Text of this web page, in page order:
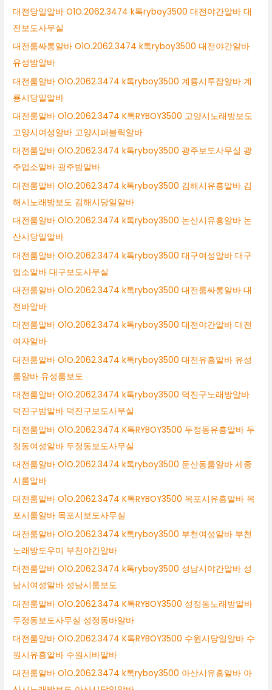
대전당일알바 O1O.2062.3474 k톡ryboy3500 대전야간알바 대
전보도사무실
대전룸싸롱알바 O1O.2062.3474 k톡ryboy3500 대전야간알바
유성밤알바
대전룸알바 O1O.2062.3474 k톡ryboy3500 계룡시투잡알바 계
룡시당일알바
대전룸알바 O1O.2062.3474 K톡RYBOY3500 고양시노래방보도
고양시여성알바 고양시퍼블릭알바
대전룸알바 O1O.2062.3474 k톡ryboy3500 광주보도사무실 광
주업소알바 광주밤알바
대전룸알바 O1O.2062.3474 k톡ryboy3500 김해시유흥알바 김
해시노래방보도 김해시당일알바
대전룸알바 O1O.2062.3474 k톡ryboy3500 논산시유흥알바 논
산시당일알바
대전룸알바 O1O.2062.3474 k톡ryboy3500 대구여성알바 대구
업소알바 대구보도사무실
대전룸알바 O1O.2062.3474 k톡ryboy3500 대전룸싸롱알바 대
전바알바
대전룸알바 O1O.2062.3474 k톡ryboy3500 대전야간알바 대전
여자알바
대전룸알바 O1O.2062.3474 k톡ryboy3500 대전유흥알바 유성
룸알바 유성룸보도
대전룸알바 O1O.2062.3474 k톡ryboy3500 덕진구노래방알바
덕진구밤알바 덕진구보도사무실
대전룸알바 O1O.2062.3474 K톡RYBOY3500 두정동유흥알바 두
정동여성알바 두정동보도사무실
대전룸알바 O1O.2062.3474 k톡ryboy3500 둔산동룸알바 세종
시룸알바
대전룸알바 O1O.2062.3474 K톡RYBOY3500 목포시유흥알바 목
포시룸알바 목포시보도사무실
대전룸알바 O1O.2062.3474 k톡ryboy3500 부천여성알바 부천
노래방도우미 부천야간알바
대전룸알바 O1O.2062.3474 k톡ryboy3500 성남시야간알바 성
남시여성알바 성남시룸보도
대전룸알바 O1O.2062.3474 K톡RYBOY3500 성정동노래방알바
두정동보도사무실 성정동바알바
대전룸알바 O1O.2062.3474 K톡RYBOY3500 수원시당일알바 수
원시유흥알바 수원시바알바
대전룸알바 O1O.2062.3474 k톡ryboy3500 아산시유흥알바 아